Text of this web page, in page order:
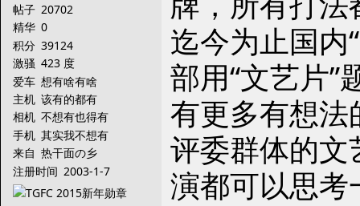
帖子 20702
精华 0
积分 39124
激骚 423 度
爱车 想有啥有啥
主机 该有的都有
相机 不想有也得有
手机 其实我不想有
来自 热干面の乡
注册时间 2003-1-7
迄今为止国内
部用“文艺片
有更多有想
评委群体的
演都可以思